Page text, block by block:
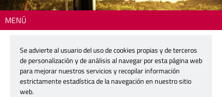
MENÚ
260602-homenaje-felix-cuartero-07
2 julio, 2026
Se advierte al usuario del uso de cookies propias y de terceros
de personalización y de análisis al navegar por esta página web
para mejorar nuestros servicios y recopilar información
estrictamente estadística de la navegación en nuestro sitio
web.